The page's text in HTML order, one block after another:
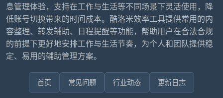
息管理体验，支持在工作与生活等不同场景下灵活使用，降
低账号切换带来的时间成本。酷洛米效率工具提供常用的内
容整理、转发辅助、日程提醒等功能，帮助用户在合法合规
的前提下更好地安排工作与生活节奏，为个人和团队提供稳
定、易用的辅助管理方案。
首页 常见问题 行业动态 更新日志